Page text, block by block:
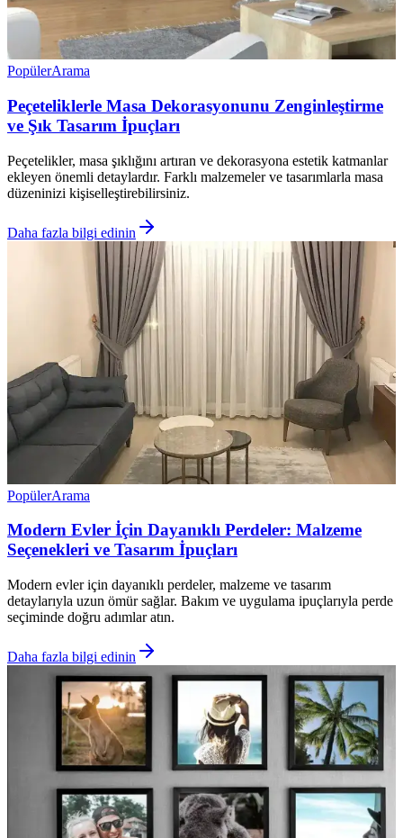
PopülerArama
Peçeteliklerle Masa Dekorasyonunu Zenginleştirme
ve Şık Tasarım İpuçları
Peçetelikler, masa şıklığını artıran ve dekorasyona estetik katmanlar
ekleyen önemli detaylardır. Farklı malzemeler ve tasarımlarla masa
düzeninizi kişiselleştirebilirsiniz.
Daha fazla bilgi edinin
PopülerArama
Modern Evler İçin Dayanıklı Perdeler: Malzeme
Seçenekleri ve Tasarım İpuçları
Modern evler için dayanıklı perdeler, malzeme ve tasarım
detaylarıyla uzun ömür sağlar. Bakım ve uygulama ipuçlarıyla perde
seçiminde doğru adımlar atın.
Daha fazla bilgi edinin